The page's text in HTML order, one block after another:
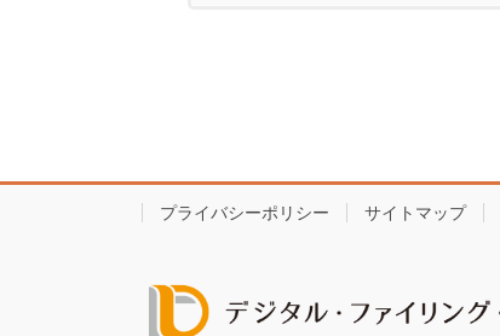
プライバシーポリシー サイトマップ